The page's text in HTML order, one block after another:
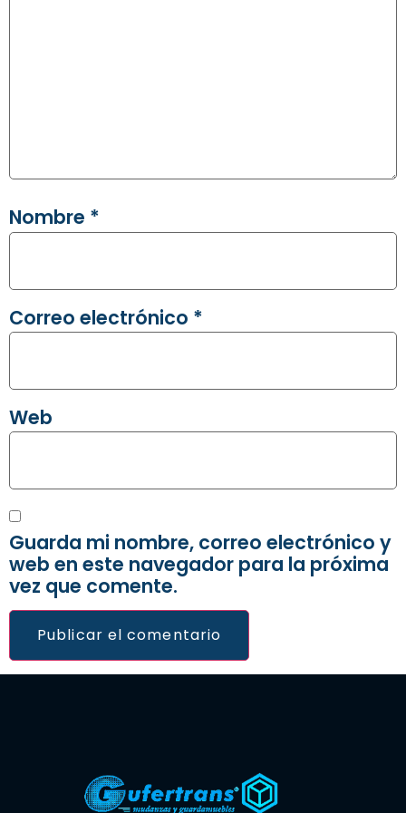
Nombre *
Correo electrónico *
Web
Guarda mi nombre, correo electrónico y
web en este navegador para la próxima
vez que comente.